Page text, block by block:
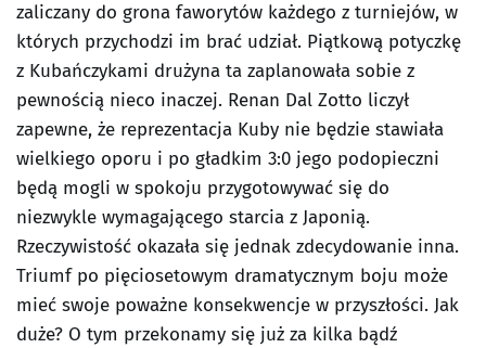
zaliczany do grona faworytów każdego z turniejów, w
których przychodzi im brać udział. Piątkową potyczkę
z Kubańczykami drużyna ta zaplanowała sobie z
pewnością nieco inaczej. Renan Dal Zotto liczył
zapewne, że reprezentacja Kuby nie będzie stawiała
wielkiego oporu i po gładkim 3:0 jego podopieczni
będą mogli w spokoju przygotowywać się do
niezwykle wymagającego starcia z Japonią.
Rzeczywistość okazała się jednak zdecydowanie inna.
Triumf po pięciosetowym dramatycznym boju może
mieć swoje poważne konsekwencje w przyszłości. Jak
duże? O tym przekonamy się już za kilka bądź